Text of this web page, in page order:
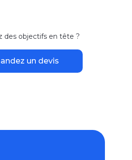
des objectifs en tête ?
un devis